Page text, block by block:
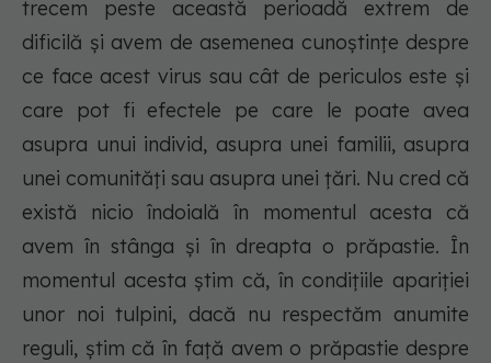
trecem peste această perioadă extrem de
dificilă şi avem de asemenea cunoştinţe despre
ce face acest virus sau cât de periculos este şi
care pot fi efectele pe care le poate avea
asupra unui individ, asupra unei familii, asupra
unei comunităţi sau asupra unei ţări. Nu cred că
există nicio îndoială în momentul acesta că
avem în stânga şi în dreapta o prăpastie. În
momentul acesta ştim că, în condiţiile apariţiei
unor noi tulpini, dacă nu respectăm anumite
reguli, ştim că în faţă avem o prăpastie despre